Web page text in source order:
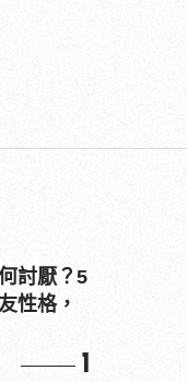
討厭？5
性格，
1